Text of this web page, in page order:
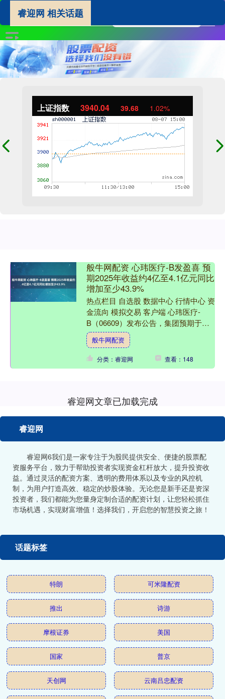
上证指数 3940.04 39.68 1.02%
睿迎网 相关话题
般牛网配资 心玮医疗-B发盈喜 预
期2025年收益约4亿至4.1亿元同比
增加至少43.9%
热点栏目 自选股 数据中心 行情中心 资
金流向 模拟交易 客户端 心玮医疗-
B（06609）发布公告，集团预期于截
至2025年12月31日止年度（报告期
间）取得....
般牛网配资
分类：睿迎网 查看：148
睿迎网文章已加载完成
睿迎网
睿迎网6我们是一家专注于为股民提供安全、便捷的股票配
资服务平台，致力于帮助投资者实现资金杠杆放大，提升投资收
益。通过灵活的配资方案、透明的费用体系以及专业的风控机
制，为用户打造高效、稳定的炒股体验。无论您是新手还是资深
投资者，我们都能为您量身定制合适的配资计划，让您轻松抓住
市场机遇，实现财富增值！选择我们，开启您的智慧投资之旅！
话题标签
特朗 可米隆配资
推出 诗游
摩根证券 美国
国家 普京
天创网 云南吕忠配资